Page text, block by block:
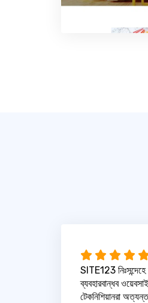
SITE123
ব্যবহারবান্ধব
টেকনিশিয়ানরা